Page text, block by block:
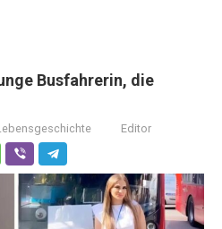
Busfahrerin, die
Editor